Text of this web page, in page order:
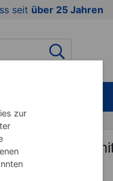
seit über 25 Jahren
zur